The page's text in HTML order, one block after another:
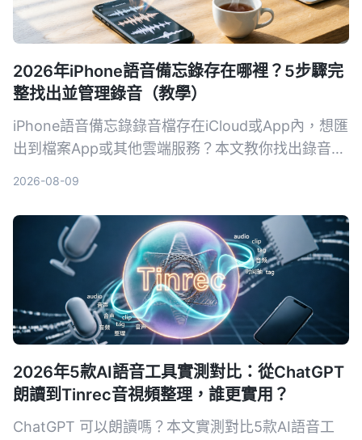
2026年iPhone語音備忘錄存在哪裡？5步驟完
整找出並管理錄音（教學）
iPhone語音備忘錄錄音檔存在iCloud或App內，想匯
出到檔案App或其他雲端服務？本文教你找出錄音位
2026-08-09
2026年5款AI語音工具實測對比：從ChatGPT
朗讀到Tinrec音視頻整理，誰更實用？
ChatGPT 可以朗讀嗎？本文實測對比5款AI語音工